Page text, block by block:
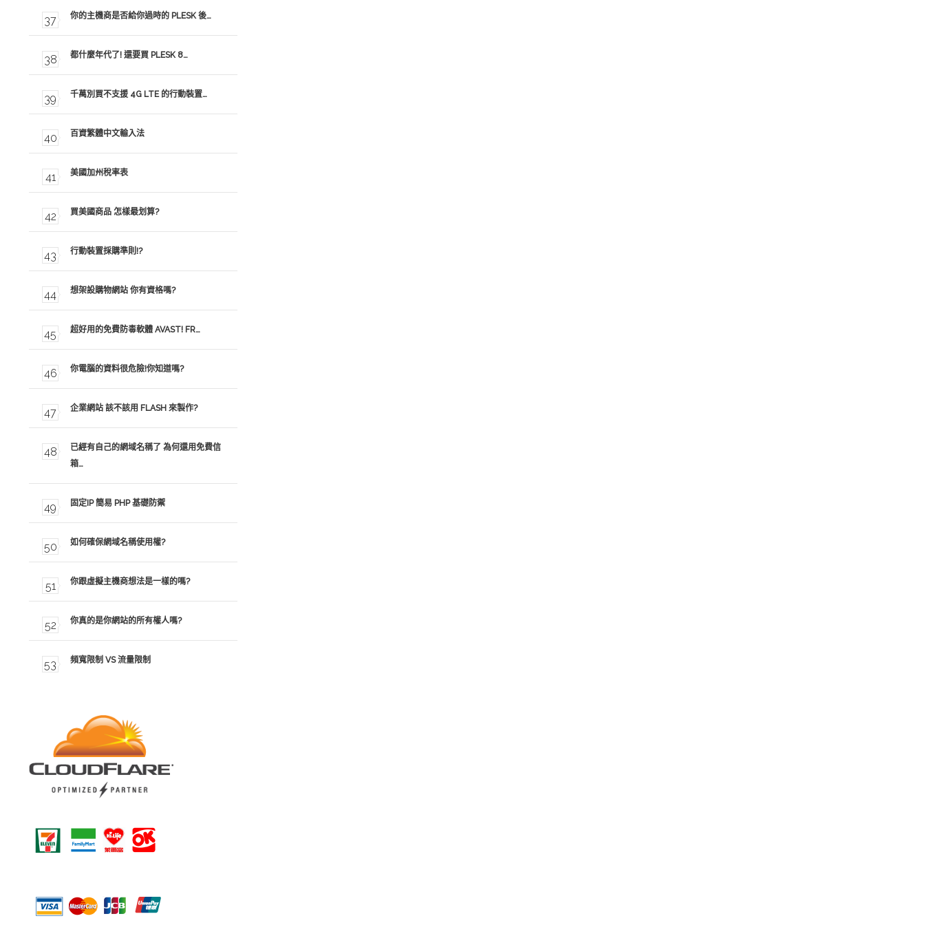
你的主機商是否給你過時的 PLESK 後…
都什麼年代了! 還要買 PLESK 8…
千萬別買不支援 4G LTE 的行動裝置…
百資繁體中文輸入法
美國加州稅率表
買美國商品 怎樣最划算?
行動裝置採購準則!?
想架設購物網站 你有資格嗎?
超好用的免費防毒軟體 AVAST! FR…
你電腦的資料很危險!你知道嗎?
企業網站 該不該用 FLASH 來製作?
已經有自己的網域名稱了 為何還用免費信
箱…
固定IP 簡易 PHP 基礎防禦
如何確保網域名稱使用權?
你跟虛擬主機商想法是一樣的嗎?
你真的是你網站的所有權人嗎?
頻寬限制 VS 流量限制